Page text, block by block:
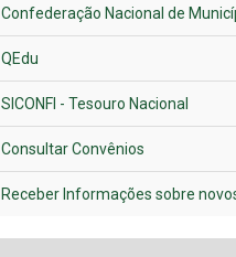
Confederação Nacional de
QEdu
SICONFI - Tesouro Nacional
Consultar Convênios
Receber Informações sobre